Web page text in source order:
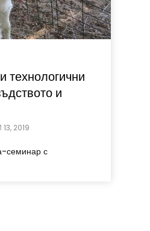
технологични
и
2019
семинар с